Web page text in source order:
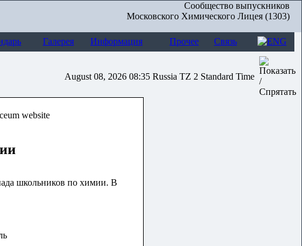
Сообщество выпускников
Московского Химического Лицея (1303)
Галерея Информация Прочее
Связь
August 08, 2026 08:35 Russia TZ 2 Standard Time
школьников по химии. В